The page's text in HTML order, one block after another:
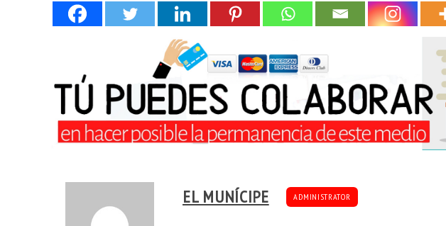
EL MUNÍCIPE ADMINISTRATOR